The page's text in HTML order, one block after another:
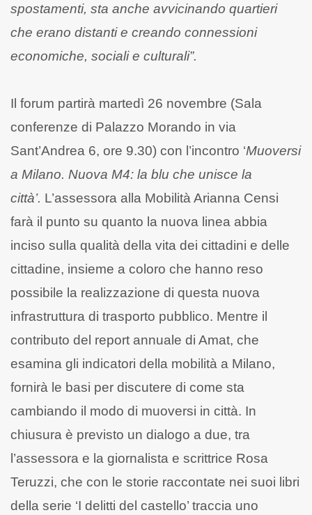
spostamenti, sta anche avvicinando quartieri
che erano distanti e creando connessioni
economiche, sociali e culturali”.
Il forum partirà martedì 26 novembre (Sala
conferenze di Palazzo Morando in via
Sant’Andrea 6, ore 9.30) con l’incontro ‘Muoversi
a Milano. Nuova M4: la blu che unisce la
città’. L’assessora alla Mobilità Arianna Censi
farà il punto su quanto la nuova linea abbia
inciso sulla qualità della vita dei cittadini e delle
cittadine, insieme a coloro che hanno reso
possibile la realizzazione di questa nuova
infrastruttura di trasporto pubblico. Mentre il
contributo del report annuale di Amat, che
esamina gli indicatori della mobilità a Milano,
fornirà le basi per discutere di come sta
cambiando il modo di muoversi in città. In
chiusura è previsto un dialogo a due, tra
l’assessora e la giornalista e scrittrice Rosa
Teruzzi, che con le storie raccontate nei suoi libri
della serie ‘I delitti del castello’ traccia uno